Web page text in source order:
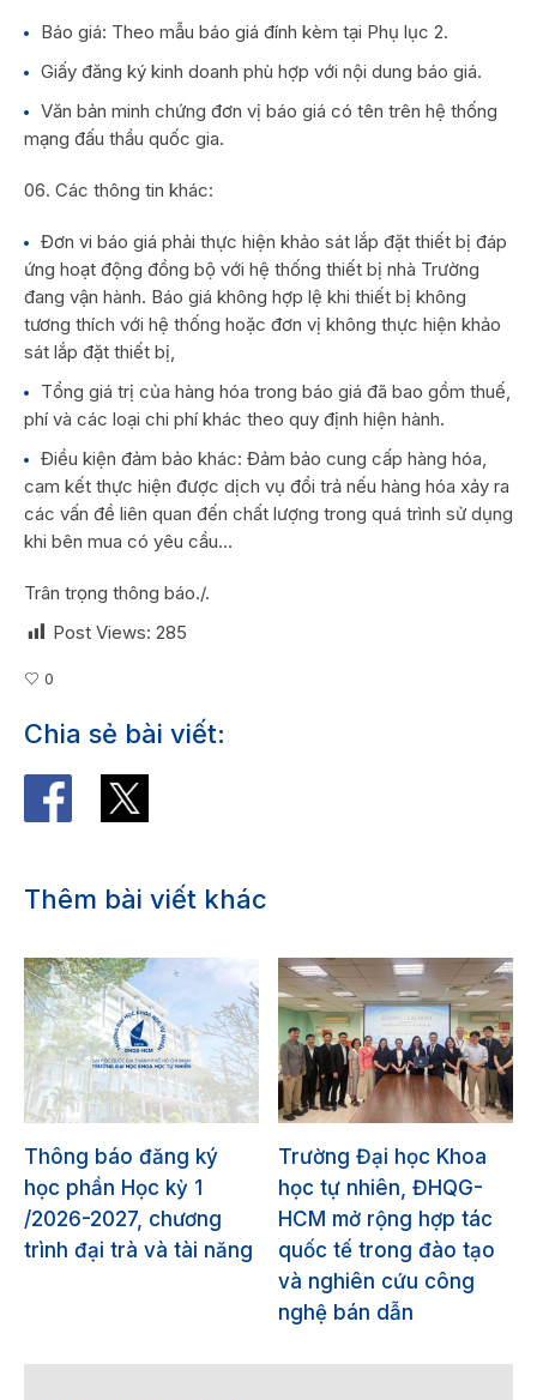
Báo giá: Theo mẫu báo giá đính kèm tại Phụ lục 2.
Giấy đăng ký kinh doanh phù hợp với nội dung báo giá.
Văn bản minh chứng đơn vị báo giá có tên trên hệ thống
mạng đấu thầu quốc gia.
Các thông tin khác:
Đơn vi báo giá phải thực hiện khảo sát lắp đặt thiết bị đáp
ứng hoạt động đồng bộ với hệ thống thiết bị nhà Trường
đang vận hành. Báo giá không hợp lệ khi thiết bị không
tương thích với hệ thống hoặc đơn vị không thực hiện khảo
sát lắp đặt thiết bị,
Tổng giá trị của hàng hóa trong báo giá đã bao gồm thuế,
phí và các loại chi phí khác theo quy định hiện hành.
Điều kiện đảm bảo khác: Đảm bảo cung cấp hàng hóa,
cam kết thực hiện được dịch vụ đổi trả nếu hàng hóa xảy ra
các vấn đề liên quan đến chất lượng trong quá trình sử dụng
khi bên mua có yêu cầu…
Trân trọng thông báo./.
Post Views: 285
0
Chia sẻ bài viết:
Thêm bài viết khác
Thông báo đăng ký
học phần Học kỳ 1
/2026-2027, chương
trình đại trà và tài năng
Trường Đại học Khoa
học tự nhiên, ĐHQG-
HCM mở rộng hợp tác
quốc tế trong đào tạo
và nghiên cứu công
nghệ bán dẫn